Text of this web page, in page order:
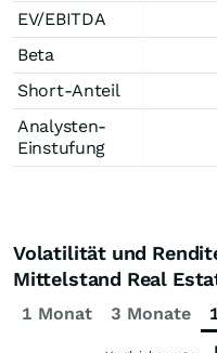
EV/EBITDA
Beta
Short-Anteil
Analysten-
Einstufung
Volatilität und
Mittelstand Real
1 Monat 3 Monate